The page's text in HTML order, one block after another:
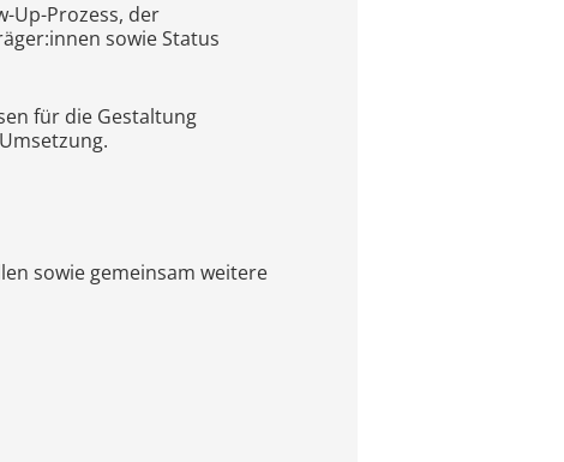
Up-Prozess, der
sowie Status
für die Gestaltung
sowie gemeinsam weitere